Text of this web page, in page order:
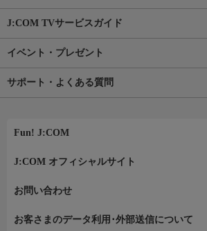
J:COM TVサービスガイド
イベント・プレゼント
サポート・よくある質問
Fun! J:COM
J:COM オフィシャルサイト
お問い合わせ
お客さまのデータ利用･外部送信について